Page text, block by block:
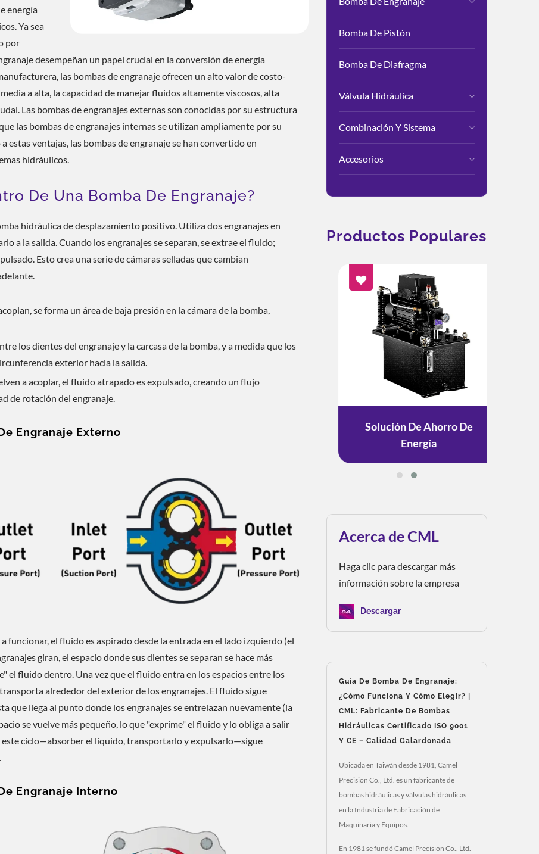
Hidráulicas Galardonadas – CML: Certificado, Confiable Y
A Nivel Mundial
energía
Ya sea
por
desempeñan un papel crucial en la conversión de energía
las bombas de engranaje ofrecen un alto valor de costo-
a alta, la capacidad de manejar fluidos altamente viscosos, alta
Las bombas de engranajes externas son conocidas por su estructura
las bombas de engranajes internas se utilizan ampliamente por su
estas ventajas, las bombas de engranaje se han convertido en
hidráulicos.
De Una Bomba De Engranaje?
hidráulica de desplazamiento positivo. Utiliza dos engranajes en
a la salida. Cuando los engranajes se separan, se extrae el fluido;
Esto crea una serie de cámaras selladas que cambian
se forma un área de baja presión en la cámara de la bomba,
los dientes del engranaje y la carcasa de la bomba, y a medida que los
exterior hacia la salida.
a acoplar, el fluido atrapado es expulsado, creando un flujo
de rotación del engranaje.
Engranaje Externo
funcionar, el fluido es aspirado desde la entrada en el lado izquierdo (el
giran, el espacio donde sus dientes se separan se hace más
el fluido dentro. Una vez que el fluido entra en los espacios entre los
alrededor del exterior de los engranajes. El fluido sigue
que llega al punto donde los engranajes se entrelazan nuevamente (la
se vuelve más pequeño, lo que "exprime" el fluido y lo obliga a salir
este ciclo—absorber el líquido, transportarlo y expulsarlo—sigue
Engranaje Interno
Bomba De Pistón
Bomba De Diafragma
Válvula Hidráulica
Combinación Y Sistema
Accesorios
Productos Populares
De Ahorro De
Solución De Ahorro De
Energía
Acerca de CML
Haga clic para descargar más
información sobre la empresa
Descargar
Guía De Bomba De Engranaje:
¿Cómo Funciona Y Cómo Elegir? |
CML: Fabricante De Bombas
Hidráulicas Certificado ISO 9001
Y CE – Calidad Galardonada
Ubicada en Taiwán desde 1981, Camel
Precision Co., Ltd. es un fabricante de
bombas hidráulicas y válvulas hidráulicas
en la Industria de Fabricación de
Maquinaria y Equipos.
En 1981 se fundó Camel Precision Co., Ltd.